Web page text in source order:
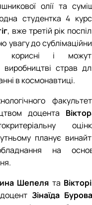
олії та
студентка 4
, вже третій рік
увагу до
корисні і
виробництві страв
в космонавтиці.
доцента
планує
на
Шепеля та
Зінаїда Бурова